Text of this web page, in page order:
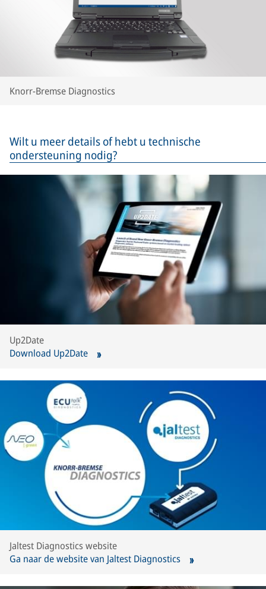
Knorr-Bremse Diagnostics
Wilt u meer details of hebt u technische
ondersteuning nodig?
Up2Date
Download Up2Date
Jaltest Diagnostics website
Ga naar de website van Jaltest Diagnostics